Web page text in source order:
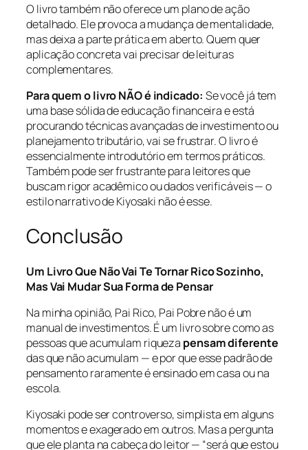
O livro também não oferece um plano de ação
detalhado. Ele provoca a mudança de mentalidade,
mas deixa a parte prática em aberto. Quem quer
aplicação concreta vai precisar de leituras
complementares.
Para quem o livro NÃO é indicado: Se você já tem
uma base sólida de educação financeira e está
procurando técnicas avançadas de investimento ou
planejamento tributário, vai se frustrar. O livro é
essencialmente introdutório em termos práticos.
Também pode ser frustrante para leitores que
buscam rigor acadêmico ou dados verificáveis — o
estilo narrativo de Kiyosaki não é esse.
Conclusão
Um Livro Que Não Vai Te Tornar Rico Sozinho,
Mas Vai Mudar Sua Forma de Pensar
Na minha opinião, Pai Rico, Pai Pobre não é um
manual de investimentos. É um livro sobre como as
pessoas que acumulam riqueza pensam diferente
das que não acumulam — e por que esse padrão de
pensamento raramente é ensinado em casa ou na
escola.
Kiyosaki pode ser controverso, simplista em alguns
momentos e exagerado em outros. Mas a pergunta
que ele planta na cabeça do leitor — “será que estou